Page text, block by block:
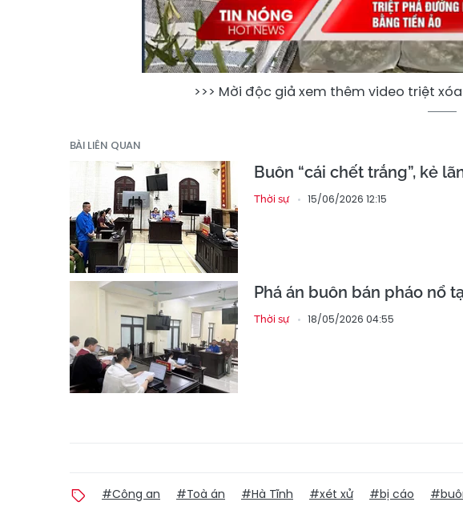
>>> Mời độc giả xem thêm video triệt
BÀI LIÊN QUAN
Buôn “cái chết trắng”, kẻ
Thời sự 15/06/2026 12:15
Phá án buôn bán pháo nổ
Thời sự 18/05/2026 04:55
#Công an #Toà án #Hà Tĩnh #xét xử #bị cáo